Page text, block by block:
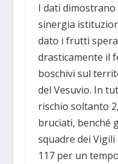
I dati dimostrano
sinergia
dato i frutti
drasticamente il
boschivi sul
del Vesuvio. In
rischio soltanto
bruciati, benché
squadre dei
117 per un